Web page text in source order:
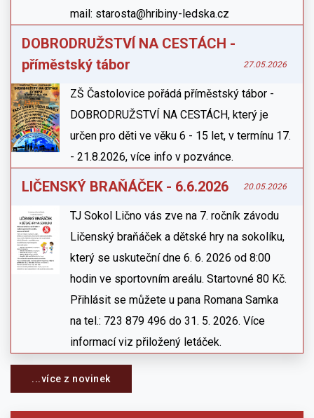
mail: starosta@hribiny-ledska.cz
DOBRODRUŽSTVÍ NA CESTÁCH -
příměstský tábor
27.05.2026
ZŠ Častolovice pořádá příměstský tábor -
DOBRODRUŽSTVÍ NA CESTÁCH, který je
určen pro děti ve věku 6 - 15 let, v termínu 17.
- 21.8.2026, více info v pozvánce.
LIČENSKÝ BRAŇÁČEK - 6.6.2026 20.05.2026
TJ Sokol Lično vás zve na 7. ročník závodu
Ličenský braňáček a dětské hry na sokolíku,
který se uskuteční dne 6. 6. 2026 od 8:00
hodin ve sportovním areálu. Startovné 80 Kč.
Přihlásit se můžete u pana Romana Samka
na tel.: 723 879 496 do 31. 5. 2026. Více
informací viz přiložený letáček.
...více z novinek